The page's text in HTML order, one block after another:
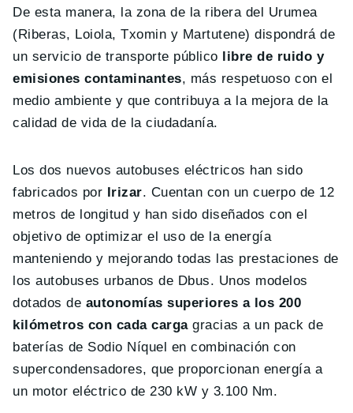
De esta manera, la zona de la ribera del Urumea
(Riberas, Loiola, Txomin y Martutene) dispondrá de
un servicio de transporte público libre de ruido y
emisiones contaminantes, más respetuoso con el
medio ambiente y que contribuya a la mejora de la
calidad de vida de la ciudadanía.
Los dos nuevos autobuses eléctricos han sido
fabricados por Irizar. Cuentan con un cuerpo de 12
metros de longitud y han sido diseñados con el
objetivo de optimizar el uso de la energía
manteniendo y mejorando todas las prestaciones de
los autobuses urbanos de Dbus. Unos modelos
dotados de autonomías superiores a los 200
kilómetros con cada cargagracias a un pack de
baterías de Sodio Níquel en combinación con
supercondensadores, que proporcionan energía a
un motor eléctrico de 230 kW y 3.100 Nm.